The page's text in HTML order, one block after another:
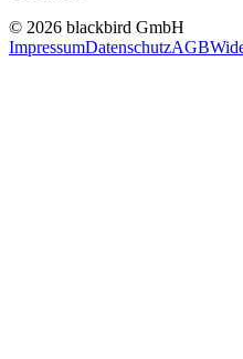
© 2026 blackbird GmbH
ImpressumDatenschutzAGB